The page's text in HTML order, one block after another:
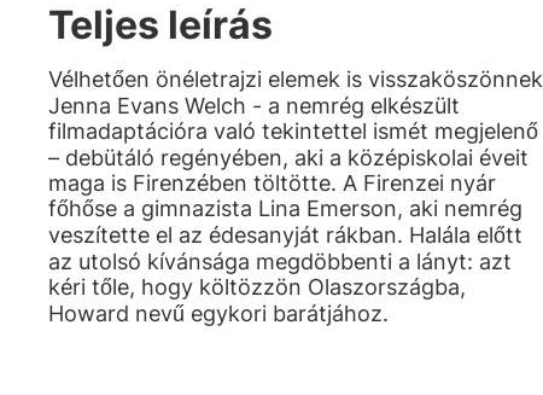
Teljes leírás
Vélhetően önéletrajzi elemek is visszaköszönnek
Jenna Evans Welch - a nemrég elkészült
filmadaptációra való tekintettel ismét megjelenő
– debütáló regényében, aki a középiskolai éveit
maga is Firenzében töltötte. A Firenzei nyár
főhőse a gimnazista Lina Emerson, aki nemrég
veszítette el az édesanyját rákban. Halála előtt
az utolsó kívánsága megdöbbenti a lányt: azt
kéri tőle, hogy költözzön Olaszországba,
Howard nevű egykori barátjához.